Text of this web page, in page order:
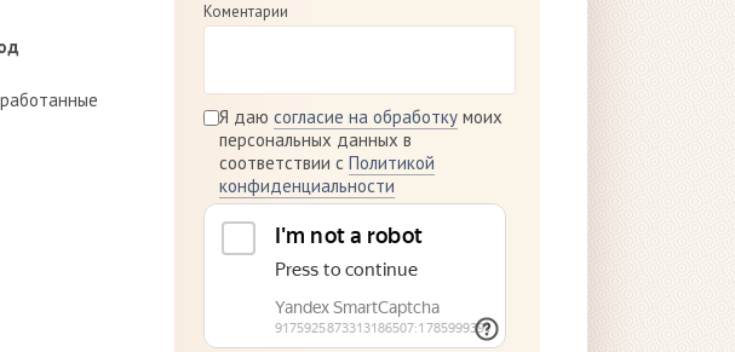
Коментарии
Я даю согласие на обработку моих
персональных данных в
соответствии с Политикой
конфиденциальности